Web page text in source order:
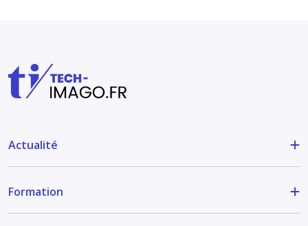
Actualité
Formation